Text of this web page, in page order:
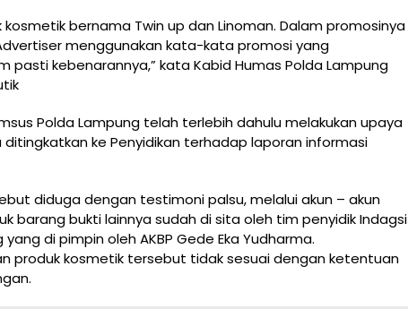
bernama Twin up dan Linoman. Dalam promosinya
menggunakan kata-kata promosi yang
pasti kebenarannya,” kata Kabid Humas Polda Lampung
Polda Lampung telah terlebih dahulu melakukan upaya
ke Penyidikan terhadap laporan informasi
diduga dengan testimoni palsu, melalui akun – akun
barang bukti lainnya sudah di sita oleh tim penyidik Indagsi
di pimpin oleh AKBP Gede Eka Yudharma.
produk kosmetik tersebut tidak sesuai dengan ketentuan